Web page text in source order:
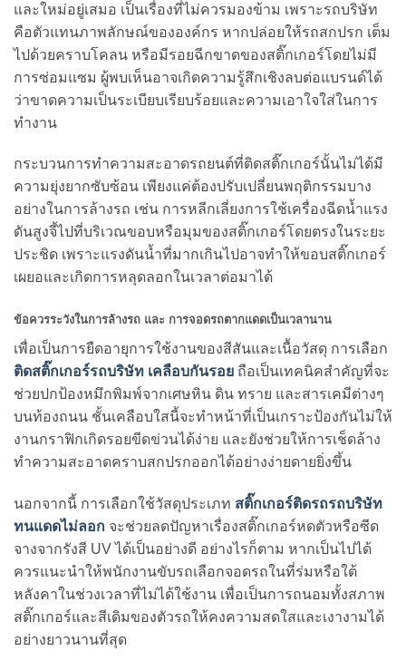
และใหม่อยู่เสมอ เป็นเรื่องที่ไม่ควรมองข้าม เพราะรถบริษัท
คือตัวแทนภาพลักษณ์ขององค์กร หากปล่อยให้รถสกปรก เต็ม
ไปด้วยคราบโคลน หรือมีรอยฉีกขาดของสติ๊กเกอร์โดยไม่มี
การซ่อมแซม ผู้พบเห็นอาจเกิดความรู้สึกเชิงลบต่อแบรนด์ได้
ว่าขาดความเป็นระเบียบเรียบร้อยและความเอาใจใส่ในการ
ทำงาน
กระบวนการทำความสะอาดรถยนต์ที่ติดสติ๊กเกอร์นั้นไม่ได้มี
ความยุ่งยากซับซ้อน เพียงแค่ต้องปรับเปลี่ยนพฤติกรรมบาง
อย่างในการล้างรถ เช่น การหลีกเลี่ยงการใช้เครื่องฉีดน้ำแรง
ดันสูงจี้ไปที่บริเวณขอบหรือมุมของสติ๊กเกอร์โดยตรงในระยะ
ประชิด เพราะแรงดันน้ำที่มากเกินไปอาจทำให้ขอบสติ๊กเกอร์
เผยอและเกิดการหลุดลอกในเวลาต่อมาได้
ข้อควรระวังในการล้างรถ และ การจอดรถตากแดดเป็นเวลานาน
เพื่อเป็นการยืดอายุการใช้งานของสีสันและเนื้อวัสดุ การเลือก
ติดสติ๊กเกอร์รถบริษัท เคลือบกันรอย ถือเป็นเทคนิคสำคัญที่จะ
ช่วยปกป้องหมึกพิมพ์จากเศษหิน ดิน ทราย และสารเคมีต่างๆ
บนท้องถนน ชั้นเคลือบใสนี้จะทำหน้าที่เป็นเกราะป้องกันไม่ให้
งานกราฟิกเกิดรอยขีดข่วนได้ง่าย และยังช่วยให้การเช็ดล้าง
ทำความสะอาดคราบสกปรกออกได้อย่างง่ายดายยิ่งขึ้น
นอกจากนี้ การเลือกใช้วัสดุประเภท สติ๊กเกอร์ติดรถรถบริษัท
ทนแดดไม่ลอก จะช่วยลดปัญหาเรื่องสติ๊กเกอร์หดตัวหรือซีด
จางจากรังสี UV ได้เป็นอย่างดี อย่างไรก็ตาม หากเป็นไปได้
ควรแนะนำให้พนักงานขับรถเลือกจอดรถในที่ร่มหรือใต้
หลังคาในช่วงเวลาที่ไม่ได้ใช้งาน เพื่อเป็นการถนอมทั้งสภาพ
สติ๊กเกอร์และสีเดิมของตัวรถให้คงความสดใสและเงางามได้
อย่างยาวนานที่สุด